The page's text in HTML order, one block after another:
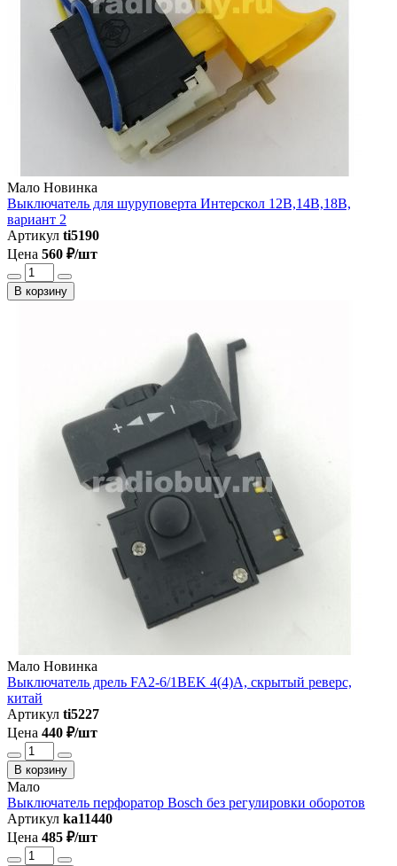
Мало Новинка
Выключатель для шуруповерта Интерскол 12В,14В,18В,
вариант 2
Артикул ti5190
Цена 560 ₽/шт
В корзину
Мало Новинка
Выключатель дрель FA2-6/1BEK 4(4)A, скрытый реверс,
китай
Артикул ti5227
Цена 440 ₽/шт
В корзину
Мало
Выключатель перфоратор Bosch без регулировки оборотов
Артикул ka11440
Цена 485 ₽/шт